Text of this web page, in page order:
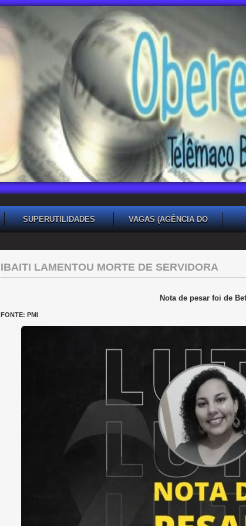
SUPERUTILIDADES
VAGAS (AGÊNCIA DO
IBAITI LAMENTOU MORTE DE SERVIDORA
Nota de pesar foi de
FONTE: PMI